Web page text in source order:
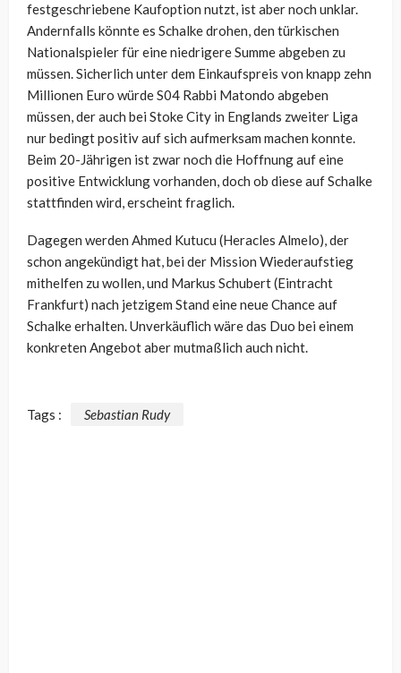
festgeschriebene Kaufoption nutzt, ist aber noch unklar.
Andernfalls könnte es Schalke drohen, den türkischen
Nationalspieler für eine niedrigere Summe abgeben zu
müssen. Sicherlich unter dem Einkaufspreis von knapp zehn
Millionen Euro würde S04 Rabbi Matondo abgeben
müssen, der auch bei Stoke City in Englands zweiter Liga
nur bedingt positiv auf sich aufmerksam machen konnte.
Beim 20-Jährigen ist zwar noch die Hoffnung auf eine
positive Entwicklung vorhanden, doch ob diese auf Schalke
stattfinden wird, erscheint fraglich.
Dagegen werden Ahmed Kutucu (Heracles Almelo), der
schon angekündigt hat, bei der Mission Wiederaufstieg
mithelfen zu wollen, und Markus Schubert (Eintracht
Frankfurt) nach jetzigem Stand eine neue Chance auf
Schalke erhalten. Unverkäuflich wäre das Duo bei einem
konkreten Angebot aber mutmaßlich auch nicht.
Tags : Sebastian Rudy